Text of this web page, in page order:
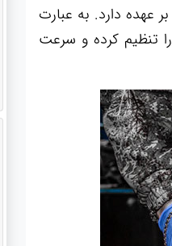
عهده دارد. به عبارت
تنظیم کرده و سرعت